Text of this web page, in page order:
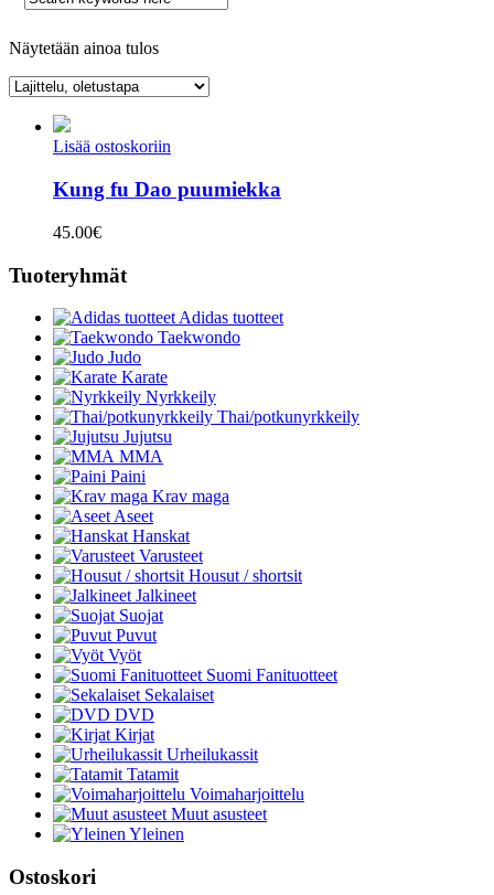
Näytetään ainoa tulos
Lisää ostoskoriin
Kung fu Dao puumiekka
45.00€
Tuoteryhmät
Adidas tuotteet
Taekwondo
Judo
Karate
Nyrkkeily
Thai/potkunyrkkeily
Jujutsu
MMA
Paini
Krav maga
Aseet
Hanskat
Varusteet
Housut / shortsit
Jalkineet
Suojat
Puvut
Vyöt
Suomi Fanituotteet
Sekalaiset
DVD
Kirjat
Urheilukassit
Tatamit
Voimaharjoittelu
Muut asusteet
Yleinen
Ostoskori